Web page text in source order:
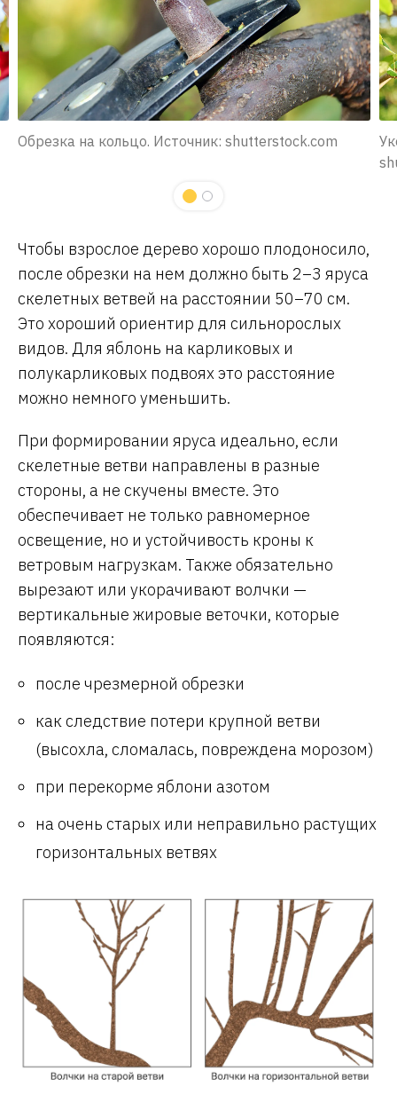
Обрезка на кольцо. Источник: shutterstock.com
Чтобы взрослое дерево хорошо плодоносило,
после обрезки на нем должно быть 2–3 яруса
скелетных ветвей на расстоянии 50–70 см.
Это хороший ориентир для сильнорослых
видов. Для яблонь на карликовых и
полукарликовых подвоях это расстояние
можно немного уменьшить.
При формировании яруса идеально, если
скелетные ветви направлены в разные
стороны, а не скучены вместе. Это
обеспечивает не только равномерное
освещение, но и устойчивость кроны к
ветровым нагрузкам. Также обязательно
вырезают или укорачивают волчки —
вертикальные жировые веточки, которые
появляются:
после чрезмерной обрезки
как следствие потери крупной ветви
(высохла, сломалась, повреждена морозом)
при перекорме яблони азотом
на очень старых или неправильно растущих
горизонтальных ветвях